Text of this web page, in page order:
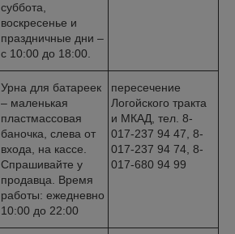
суббота,
воскресенье и
праздничные дни –
с 10:00 до 18:00.
Урна для батареек
– маленькая
пластмассовая
баночка, слева от
входа, на кассе.
Спрашивайте у
продавца. Время
работы: ежедневно
10:00 до 22:00
пересечение
Логойского тракта
и МКАД, тел. 8-
017-237 94 47, 8-
017-237 94 74, 8-
017-680 94 99